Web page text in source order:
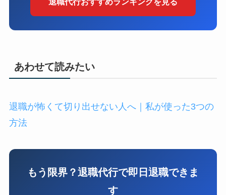
退職代行おすすめランキングを見る
あわせて読みたい
退職が怖くて切り出せない人へ｜私が使った3つの
方法
もう限界？退職代行で即日退職できま
す